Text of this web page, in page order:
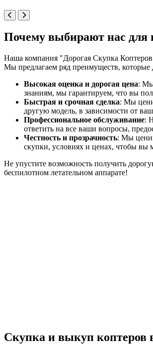
Почему выбирают нас для
Наша компания "Дорогая Скупка
Мы предлагаем ряд преимуществ,
Высокая оценка и дорогая цена: Мы
знаниям, мы гарантируем, что вы
Быстрая и срочная сделка: Мы
другую модель, в зависимости от
Профессиональное обслуживание:
ответить на все ваши вопросы,
Честность и прозрачность: Мы
скупки, условиях и ценах, чтобы вы
Не упустите возможность получить
беспилотном летательном аппарате!
Скупка и выкуп коптеров